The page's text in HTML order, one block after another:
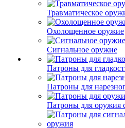
Травматическое
Охолощенное оружие
Сигнальное оружие
Патроны для
Патроны для
Патроны для оружия